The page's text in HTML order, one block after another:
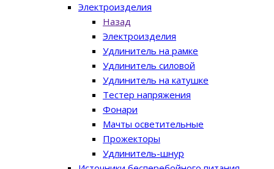
Электроизделия
Назад
Электроизделия
Удлинитель на рамке
Удлинитель силовой
Удлинитель на катушке
Тестер напряжения
Фонари
Мачты осветительные
Прожекторы
Удлинитель-шнур